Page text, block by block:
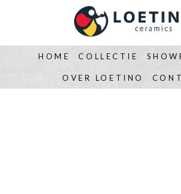
HOME COLLECTIE
OVER LOETINO